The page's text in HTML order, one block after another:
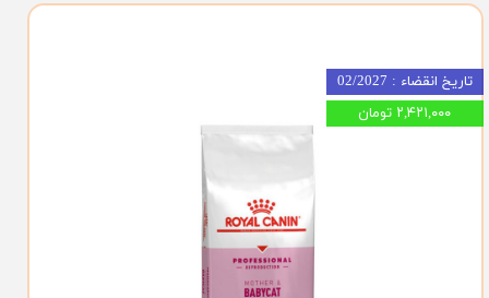
تاریخ انقضاء : 02/2027
۲,۴۲۱,۰۰۰ تومان